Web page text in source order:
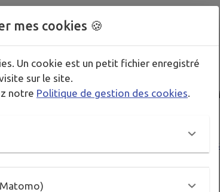
à votre rythme
pas une visite.
réserver vos places à l’avance pour «
associations/association-fort-
mes cookies 🍪
Un cookie est un petit fichier enregistré
sur le site.
notre Politique de gestion des cookies